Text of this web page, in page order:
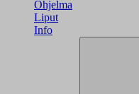
Ohjelma
Liput
Info